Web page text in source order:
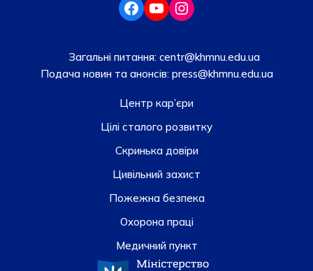
Загальні питання: centr@khmnu.edu.ua
Подача новин та анонсів:press@khmnu.edu.ua
Центр кар’єри
Цілі сталого розвитку
Скринька довiри
Цивільний захист
Пожежна безпека
Охорона праці
Медичний пункт